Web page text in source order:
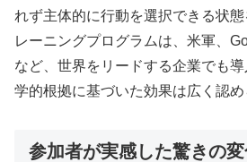
れず主体的に行動を選択できる状
レーニングプログラムは、米軍、
など、世界をリードする企業でも
学的根拠に基づいた効果は広く認め
参加者が実感した驚きの